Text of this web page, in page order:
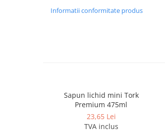
Produse ingrijire personala
Informatii conformitate produs
Sapun lichid mini Tork
Premium 475ml
23,65 Lei
TVA inclus